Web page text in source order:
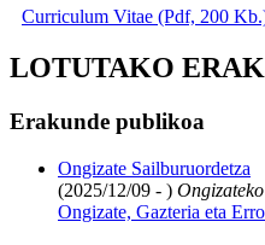
Curriculum Vitae (Pdf, 200
LOTUTAKO
Erakunde publikoa
Ongizate Sailburuordetza
(2025/12/09 - )
Ongizate, Gazteria eta